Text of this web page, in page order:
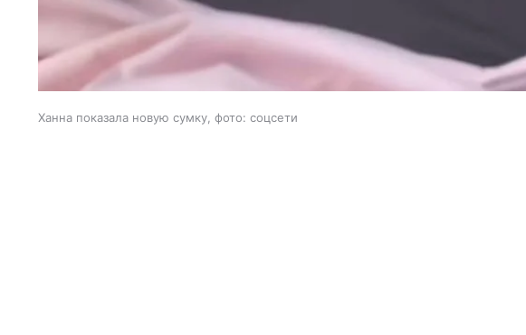
Ханна показала новую сумку, фото: соцсети